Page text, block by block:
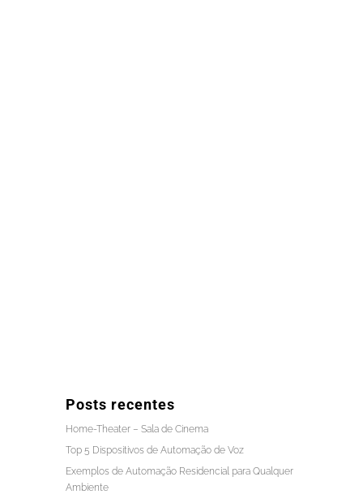
Posts recentes
Home-Theater – Sala de Cinema
Top 5 Dispositivos de Automação de Voz
Exemplos de Automação Residencial para Qualquer
Ambiente